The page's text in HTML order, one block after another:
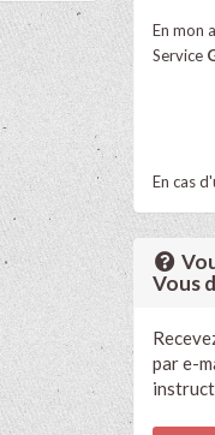
En mon
Service
En cas
Vous
par e-